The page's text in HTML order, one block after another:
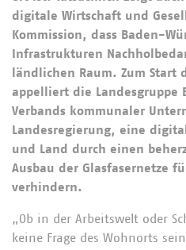
digitale Wirtschaft und
Kommission, dass Baden-
Infrastrukturen
ländlichen Raum. Zum Start
appelliert die Landesgruppe
Verbands kommunaler
Landesregierung, eine
und Land durch einen
Ausbau der Glasfasernetze
verhindern.
„Ob in der Arbeitswelt oder
keine Frage des Wohnorts